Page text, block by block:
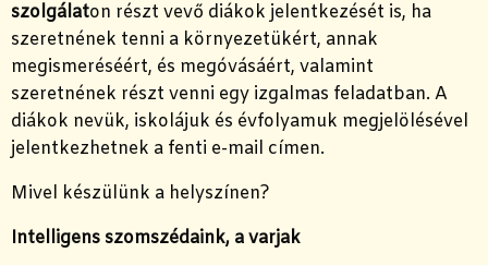
szolgálaton részt vevő diákok jelentkezését is, ha
szeretnének tenni a környezetükért, annak
megismeréséért, és megóvásáért, valamint
szeretnének részt venni egy izgalmas feladatban. A
diákok nevük, iskolájuk és évfolyamuk megjelölésével
jelentkezhetnek a fenti e-mail címen.
Mivel készülünk a helyszínen?
Intelligens szomszédaink, a varjak